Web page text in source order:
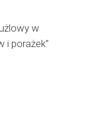
w
i porażek”